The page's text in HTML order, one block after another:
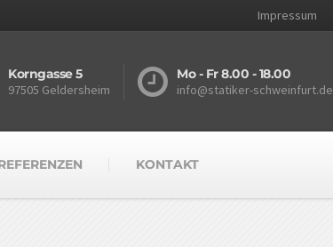
Impressum
Korngasse 5
97505 Geldersheim
Mo - Fr 8.00 - 18.00
info@statiker-schweinfurt.de
KONTAKT